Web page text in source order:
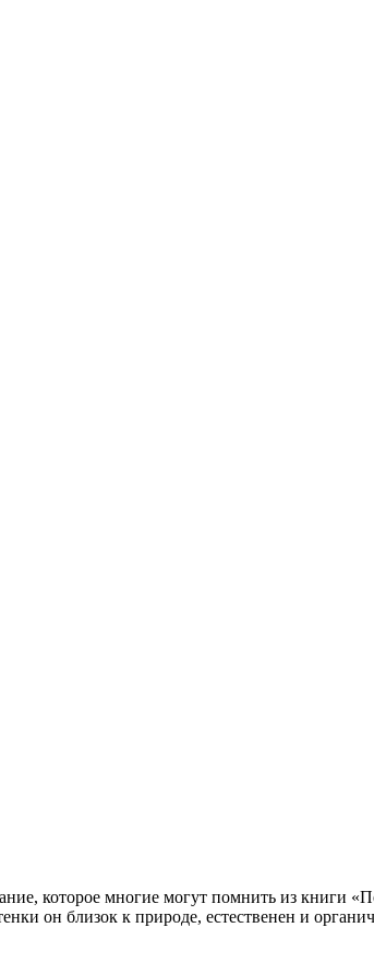
которое многие могут помнить из книги
он близок к природе, естественен и